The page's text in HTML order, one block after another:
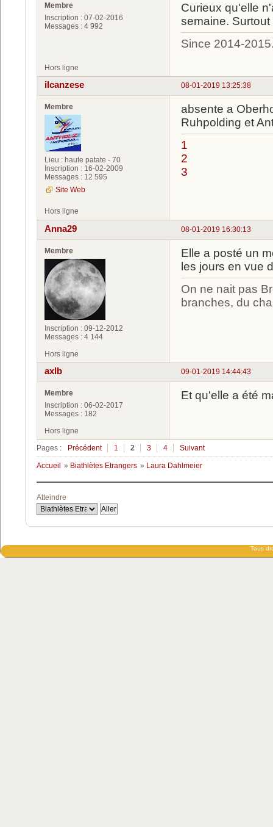
Membre
Inscription : 07-02-2016
Messages : 4 992
Curieux qu'elle
semaine.
Since 2014-
Hors ligne
08-01-2019 13:25:38
ilcanzese
Membre
Lieu : haute patate - 70
Inscription : 16-02-2009
Messages : 12 595
Site Web
absente a
Ruhpolding et
1
2
3
Hors ligne
08-01-2019 16:30:13
Anna29
Membre
Inscription : 09-12-2012
Messages : 4 144
Elle a posté un
les jours en vue
On ne nait pas
branches, du
Hors ligne
09-01-2019 14:44:43
axlb
Membre
Inscription : 06-02-2017
Messages : 182
Et qu'elle a été
Hors ligne
Pages :
Précédent 1 2 3 4 Suivant
Accueil » Biathlètes Etrangers » Laura Dahlmeier
Atteindre
Tous